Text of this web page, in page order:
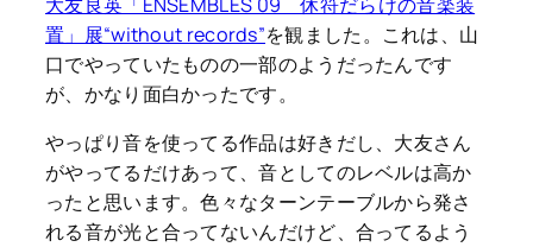
置」展“without records”を観ました。これは、山
口でやっていたものの一部のようだったんです
が、かなり面白かったです。
やっぱり音を使ってる作品は好きだし、大友さん
がやってるだけあって、音としてのレベルは高か
ったと思います。色々なターンテーブルから発さ
れる音が光と合ってないんだけど、合ってるよう